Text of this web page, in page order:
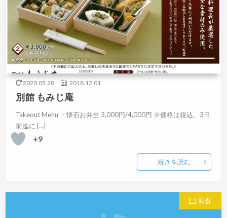
2020.05.28 2018.12.01
別館 もみじ庵
Takeout Menu ・懐石お弁当 3,000円/4,000円 ※価格は税込、3日
前迄に […]
+9
続きを読む
和食